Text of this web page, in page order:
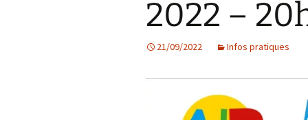
Les projets
Débats et
Nous rejoindre
Contact
2022 –
21/09/2022 Infos pratiques